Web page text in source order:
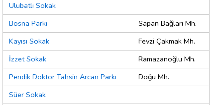
Ulubatlı Sokak
Bosna Parkı
Sapan Bağları Mh.
Kayısı Sokak
Fevzi Çakmak Mh.
İzzet Sokak
Ramazanoğlu Mh.
Pendik Doktor Tahsin Arcan Parkı
Doğu Mh.
Süer Sokak